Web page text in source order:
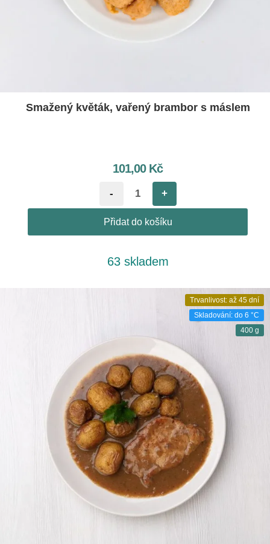
Smažený květák, vařený brambor s máslem
101,00 Kč
- +
Přidat do košíku
63 skladem
Trvanlivost: až 45 dní
Skladování: do 6 °C
400 g